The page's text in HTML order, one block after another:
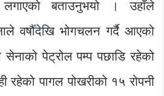
लगाएको बताउनुभयो । उहाँले
वर्षौँदेखि भोगचलन गर्दै आएको
पेट्रोल पम्प पछाडि रहेको
रहेको पागल पोखरीको १५ रोपनी